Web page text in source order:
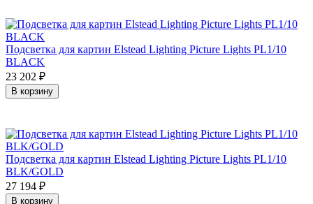
Подсветка для картин Elstead Lighting Picture Lights PL1/10
BLACK
23 202 ₽
В корзину
Подсветка для картин Elstead Lighting Picture Lights PL1/10
BLK/GOLD
27 194 ₽
В корзину